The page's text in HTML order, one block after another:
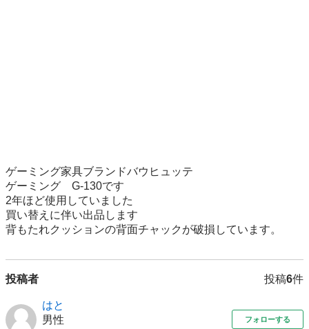
ゲーミング家具ブランドバウヒュッテ
ゲーミング　G-130です
2年ほど使用していました
買い替えに伴い出品します
背もたれクッションの背面チャックが破損しています。
投稿者 投稿6件
はと
男性
フォローする